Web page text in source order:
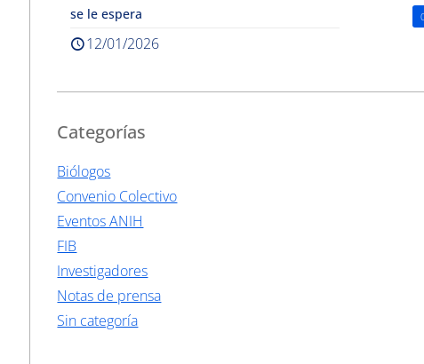
se le espera
12/01/2026
Categorías
Biólogos
Convenio Colectivo
Eventos ANIH
FIB
Investigadores
Notas de prensa
Sin categoría